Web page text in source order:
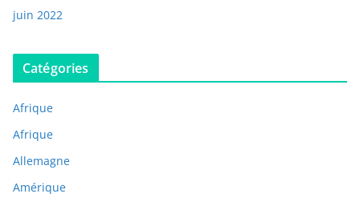
juin 2022
Catégories
Afrique
Afrique
Allemagne
Amérique